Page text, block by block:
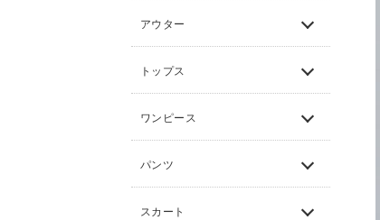
アウター
トップス
ワンピース
パンツ
スカート